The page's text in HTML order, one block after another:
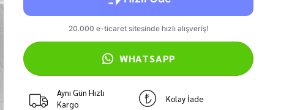
WHATSAPP
Aynı Gün Hızlı
Kargo
Kolay İade